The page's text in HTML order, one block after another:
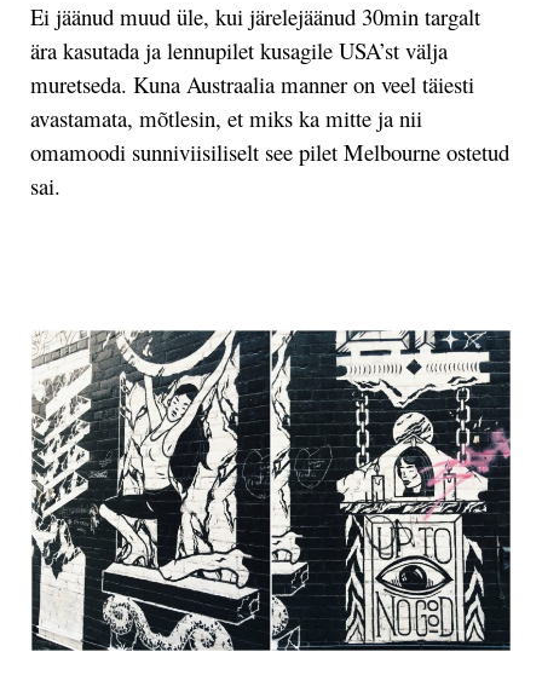
Ei jäänud muud üle, kui järelejäänud 30min targalt
ära kasutada ja lennupilet kusagile USA’st välja
muretseda. Kuna Austraalia manner on veel täiesti
avastamata, mõtlesin, et miks ka mitte ja nii
omamoodi sunniviisiliselt see pilet Melbourne ostetud
sai.